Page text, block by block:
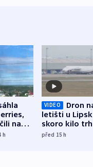
na
h
VIDEO
Dron
letišti u
skoro kilo
indicie
před 15h